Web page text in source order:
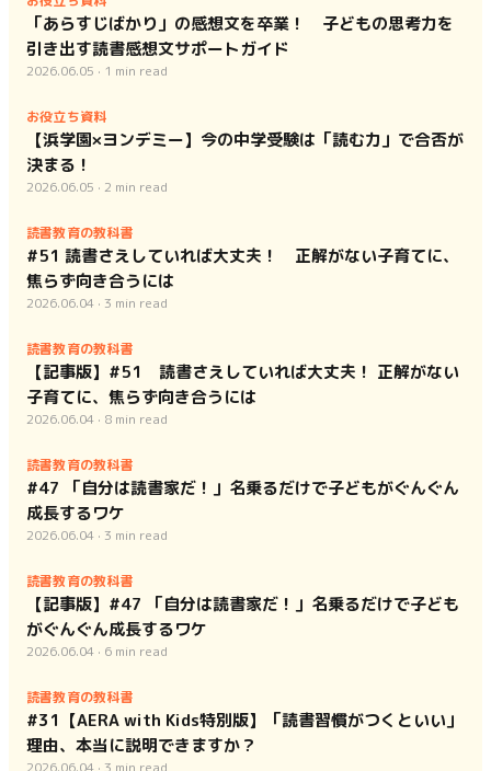
「あらすじばかり」の感想文を卒業！ 子どもの思考力を
引き出す読書感想文サポートガイド
2026.06.05 · 1 min read
お役立ち資料
【浜学園×ヨンデミー】今の中学受験は「読む力」で合否が
決まる！
2026.06.05 · 2 min read
読書教育の教科書
#51 読書さえしていれば大丈夫！ 正解がない子育てに、
焦らず向き合うには
2026.06.04 · 3 min read
読書教育の教科書
【記事版】#51 読書さえしていれば大丈夫！ 正解がない
子育てに、焦らず向き合うには
2026.06.04 · 8 min read
読書教育の教科書
#47 「自分は読書家だ！」名乗るだけで子どもがぐんぐん
成長するワケ
2026.06.04 · 3 min read
読書教育の教科書
【記事版】#47 「自分は読書家だ！」名乗るだけで子ども
がぐんぐん成長するワケ
2026.06.04 · 6 min read
読書教育の教科書
#31【AERA with Kids特別版】「読書習慣がつくといい」
理由、本当に説明できますか？
2026.06.04 · 3 min read